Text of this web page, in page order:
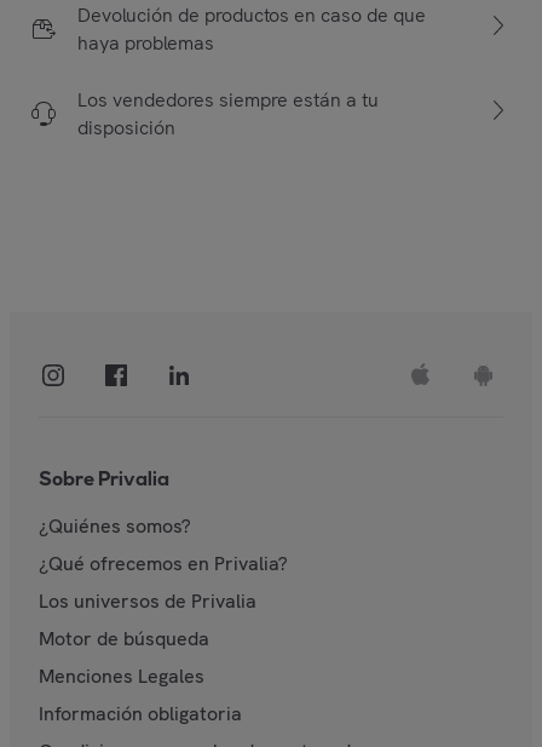
Devolución de productos en caso de que
haya problemas
Los vendedores siempre están a tu
disposición
Sobre Privalia
¿Quiénes somos?
¿Qué ofrecemos en Privalia?
Los universos de Privalia
Motor de búsqueda
Menciones Legales
Información obligatoria